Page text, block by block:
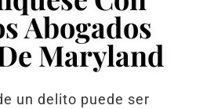
Abogados
Maryland
un delito puede ser